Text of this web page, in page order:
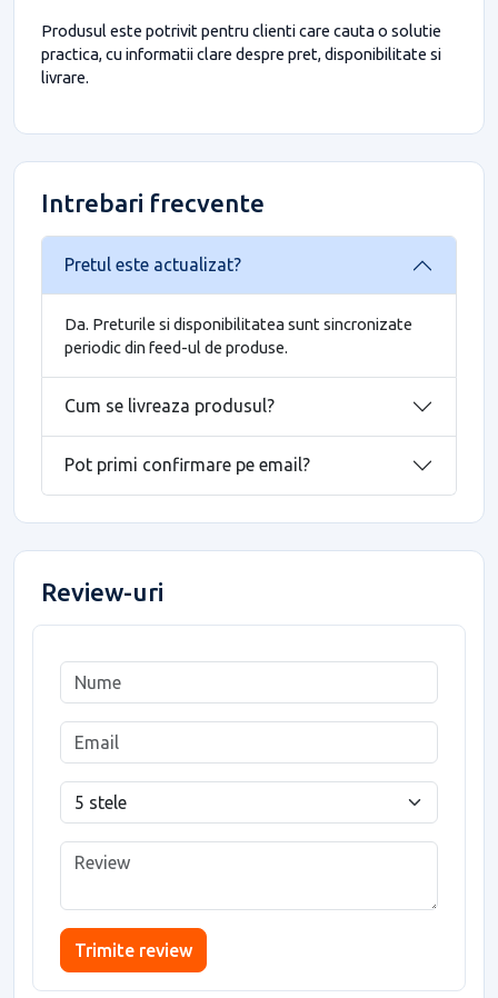
Produsul este potrivit pentru clienti care cauta o solutie
practica, cu informatii clare despre pret, disponibilitate si
livrare.
Intrebari frecvente
Pretul este actualizat?
Da. Preturile si disponibilitatea sunt sincronizate
periodic din feed-ul de produse.
Cum se livreaza produsul?
Pot primi confirmare pe email?
Review-uri
Trimite review